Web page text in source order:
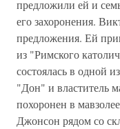
предложили ей и
его захоронения.
предложения. Ей
из "Римского
состоялась в одной
"Дон" и властитель
похоронен в
Джонсон рядом со